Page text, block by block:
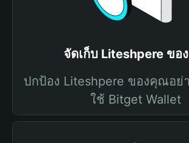
จัดเก็บ Liteshpere ขอ
ปกป้อง Liteshpere ของคุณอย่
ใช้ Bitget Wallet